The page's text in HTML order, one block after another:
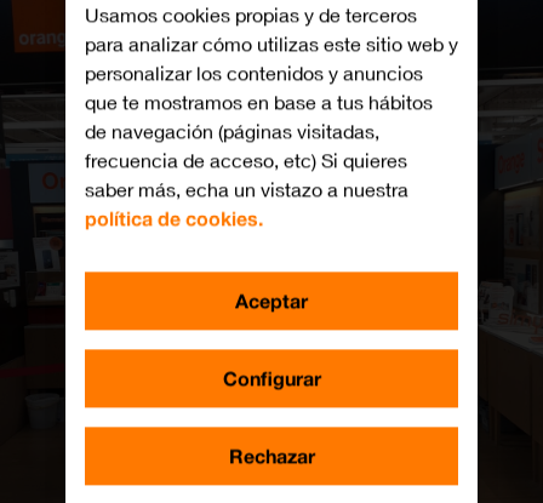
Usamos cookies propias y de terceros
para analizar cómo utilizas este sitio web y
personalizar los contenidos y anuncios
que te mostramos en base a tus hábitos
de navegación (páginas visitadas,
frecuencia de acceso, etc) Si quieres
saber más, echa un vistazo a nuestra
política de cookies.
Configurar
Rechazar
Aceptar